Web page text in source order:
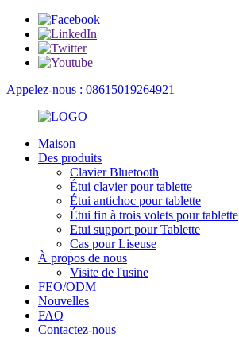
Appelez-nous : 08615019264921
Maison
Des produits
Clavier Bluetooth
Étui clavier pour tablette
Étui antichoc pour tablette
Étui fin à trois volets pour tablette
Etui support pour Tablette
Cas pour Liseuse
À propos de nous
Visite de l'usine
FEO/ODM
Nouvelles
FAQ
Contactez-nous